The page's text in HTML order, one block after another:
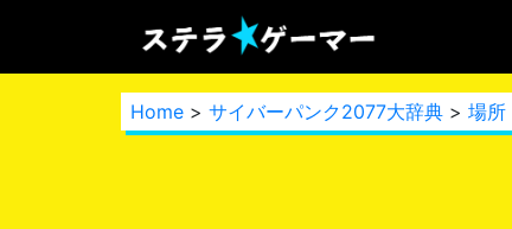
Home > サイバーパンク2077大辞典 > 場所